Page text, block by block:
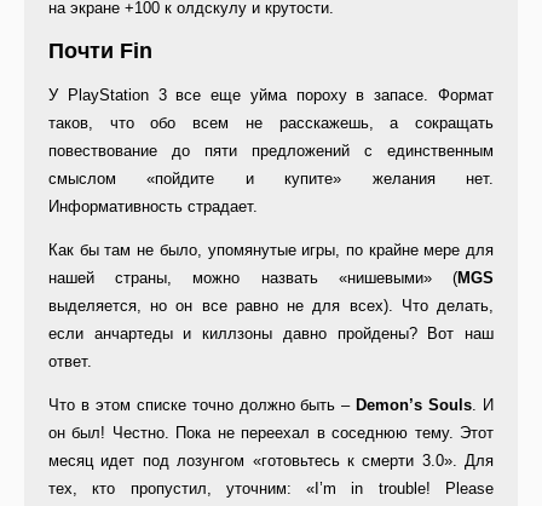
на экране +100 к олдскулу и крутости.
Почти Fin
У PlayStation 3 все еще уйма пороху в запасе. Формат
таков, что обо всем не расскажешь, а сокращать
повествование до пяти предложений с единственным
смыслом «пойдите и купите» желания нет.
Информативность страдает.
Как бы там не было, упомянутые игры, по крайне мере для
нашей страны, можно назвать «нишевыми» (MGS
выделяется, но он все равно не для всех). Что делать,
если анчартеды и киллзоны давно пройдены? Вот наш
ответ.
Что в этом списке точно должно быть – Demon’s Souls. И
он был! Честно. Пока не переехал в соседнюю тему. Этот
месяц идет под лозунгом «готовьтесь к смерти 3.0». Для
тех, кто пропустил, уточним: «I’m in trouble! Please